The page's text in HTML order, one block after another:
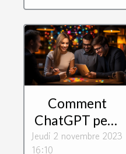
Comment
ChatGPT peut
dynamiser
Jeudi 2 novembre 2023
16:10